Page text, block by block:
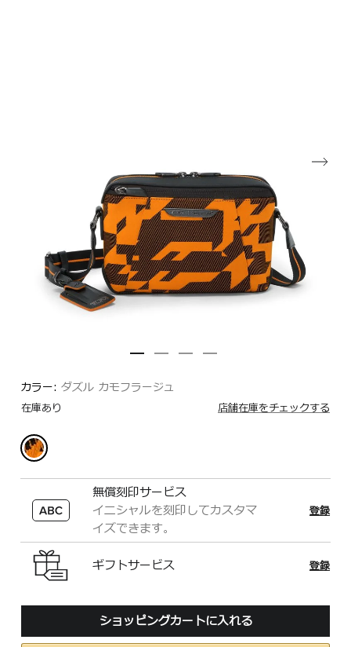
カラー: ダズル カモフラージュ
在庫あり 店舗在庫をチェックする
無償刻印サービス
イニシャルを刻印してカスタマ
イズできます。
登録
ギフトサービス 登録
ショッピングカートに入れる